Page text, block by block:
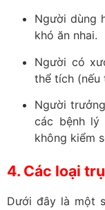
Người dùng
khó ăn nhai.
Người có
thể tích (nếu
Người
các bệnh lý
không kiểm
4. Các loại
Dưới đây là một